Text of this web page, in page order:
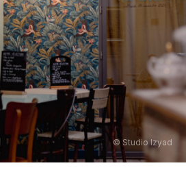
© Studio Izyad